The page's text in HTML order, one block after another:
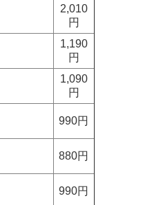
2,010
円
1,190
円
1,090
円
990円
880円
990円